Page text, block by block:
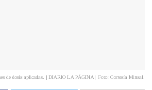
de dosis aplicadas. | DIARIO LA PÁGINA | Foto: Cortesía Minsal.